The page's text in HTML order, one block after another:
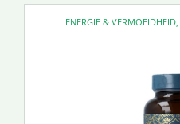
ENERGIE & VERMOEIDHEID,